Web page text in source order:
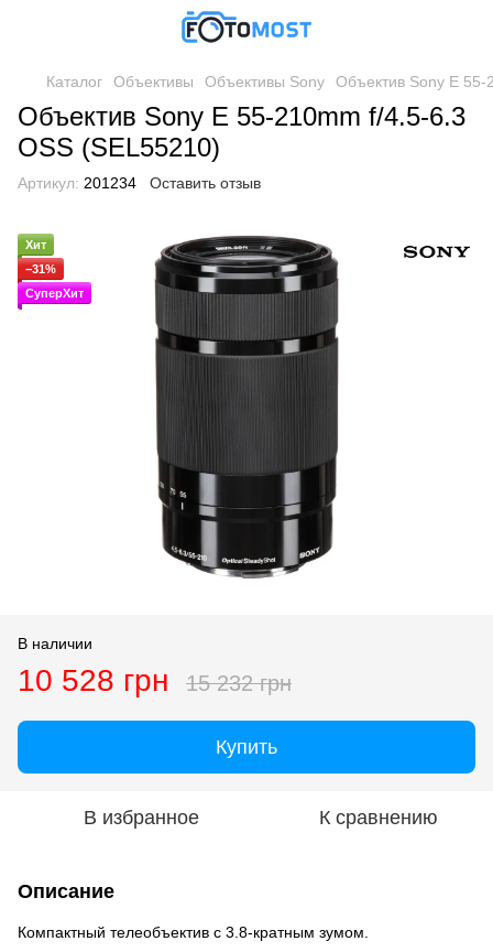
Каталог Объективы Объективы Sony Объектив Sony E
Объектив Sony E 55-210mm f/4.5-6.3
OSS (SEL55210)
Артикул: 201234 Оставить отзыв
Хит
−31%
СуперХит
В наличии
10 528 грн 15 232 грн
Купить
В избранное К сравнению
Описание
Компактный телеобъектив с 3.8-кратным зумом.